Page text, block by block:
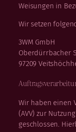
Weisungen in
Wir setzen
3WM GmbH
Oberdürrbacher
97209
Wir haben einen
(AVV) zur
geschlossen.